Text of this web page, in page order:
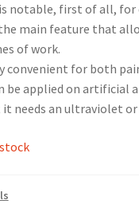
notable, first of all,
main feature that
of work.
convenient for both
be applied on artificial
needs an ultraviolet or